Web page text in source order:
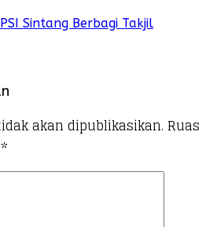
Sintang Berbagi Takjil
akan dipublikasikan. Ruas
*